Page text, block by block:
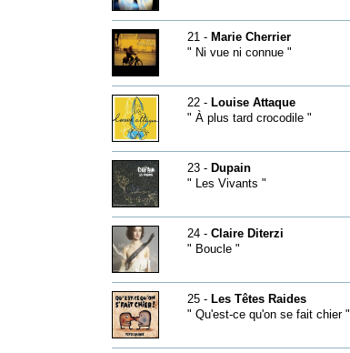
21 - Marie Cherrier
" Ni vue ni connue "
22 - Louise Attaque
" À plus tard crocodile "
23 - Dupain
" Les Vivants "
24 - Claire Diterzi
" Boucle "
25 - Les Têtes Raides
" Qu'est-ce qu'on se fait chier "